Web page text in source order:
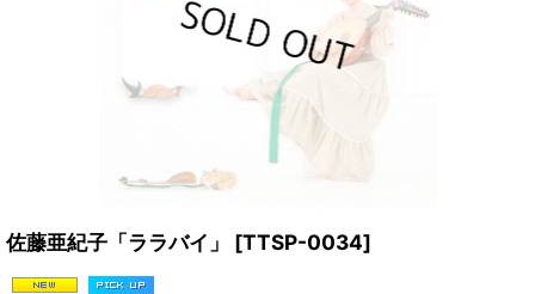
佐藤亜紀子「ララバイ」 [TTSP-0034]